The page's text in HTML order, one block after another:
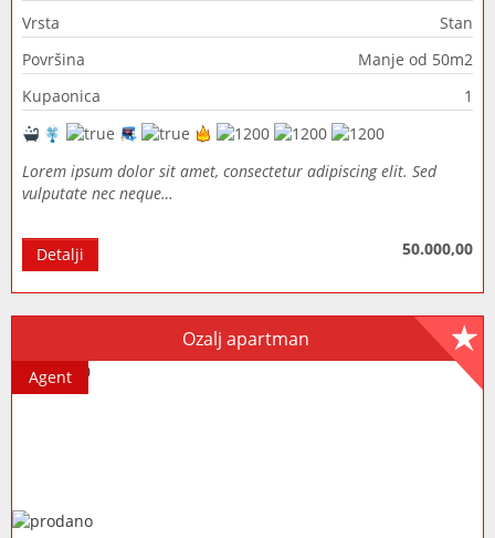
Vrsta
Stan
Površina
Manje od 50m2
Kupaonica
1
Lorem ipsum dolor sit amet, consectetur adipiscing elit. Sed
vulputate nec neque…
50.000,00
Detalji
Ozalj apartman
Agent